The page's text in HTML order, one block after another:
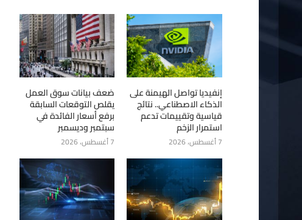
إنفيديا تواصل الهيمنة على
الذكاء الاصطناعي.. نتائج
قياسية وتقييمات تدعم
استمرار الزخم
7 أغسطس، 2026
ضعف بيانات سوق العمل
يقلص التوقعات السابقة
برفع أسعار الفائدة في
سبتمبر وديسمبر
7 أغسطس، 2026